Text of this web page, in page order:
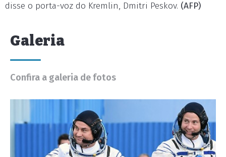
disse o porta-voz do Kremlin, Dmitri Peskov. (AFP)
Galeria
Confira a galeria de fotos